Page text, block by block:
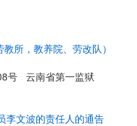
所，教养院、劳改队）
号 云南省第一监狱
李文波的责任人的通告